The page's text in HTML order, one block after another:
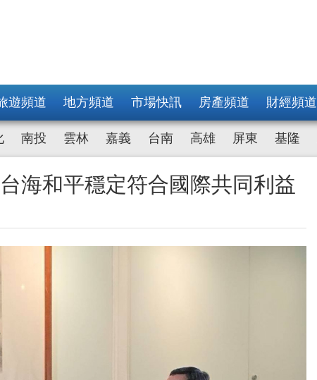
遊頻道 地方頻道 市場快訊 房產頻道 財經頻道
南投 雲林 嘉義 台南 高雄 屏東 基隆
海和平穩定符合國際共同利益